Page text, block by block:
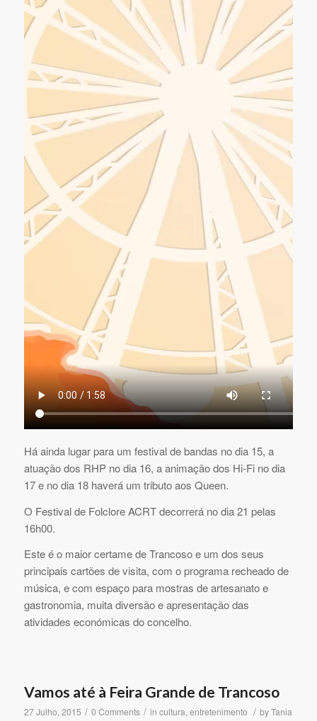
Há ainda lugar para um festival de bandas no dia 15, a
atuação dos RHP no dia 16, a animação dos Hi-Fi no dia
17 e no dia 18 haverá um tributo aos Queen.
O Festival de Folclore ACRT decorrerá no dia 21 pelas
16h00.
Este é o maior certame de Trancoso e um dos seus
principais cartões de visita, com o programa recheado de
música, e com espaço para mostras de artesanato e
gastronomia, muita diversão e apresentação das
atividades económicas do concelho.
Vamos até à Feira Grande de Trancoso
27 Julho, 2015 / 0 Comments / in cultura, entretenimento / byTania